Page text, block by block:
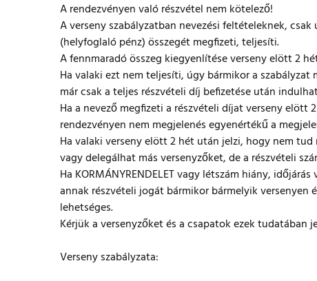
A rendezvényen való részvétel nem kötelező!
A verseny szabályzatban nevezési feltételeknek,
(helyfoglaló pénz) összegét megfizeti, teljesíti.
A fennmaradó összeg kiegyenlítése verseny elött 2
Ha valaki ezt nem teljesíti, úgy bármikor a
már csak a teljes részvételi díj befizetése után
Ha a nevező megfizeti a részvételi díjat verseny
rendezvényen nem megjelenés egyenértékű a
Ha valaki verseny elött 2 hét után jelzi, hogy nem
vagy delegálhat más versenyzőket, de a részvételi
Ha KORMÁNYRENDELET vagy létszám hiány,
annak részvételi jogát bármikor bármelyik
lehetséges.
Kérjük a versenyzőket és a csapatok ezek tudatában
Verseny szabályzata: